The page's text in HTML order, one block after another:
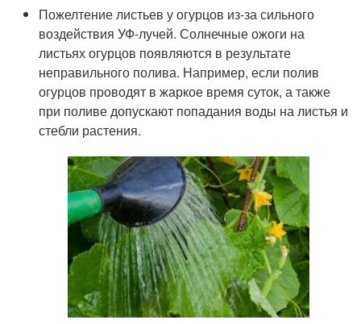
Пожелтение листьев у огурцов из-за сильного
воздействия УФ-лучей. Солнечные ожоги на
листьях огурцов появляются в результате
неправильного полива. Например, если полив
огурцов проводят в жаркое время суток, а также
при поливе допускают попадания воды на листья и
стебли растения.